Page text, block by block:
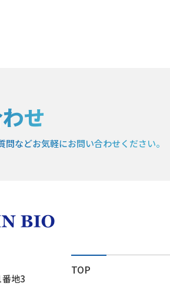
せ
問などお気軽にお問い合わせください。
地3
TOP